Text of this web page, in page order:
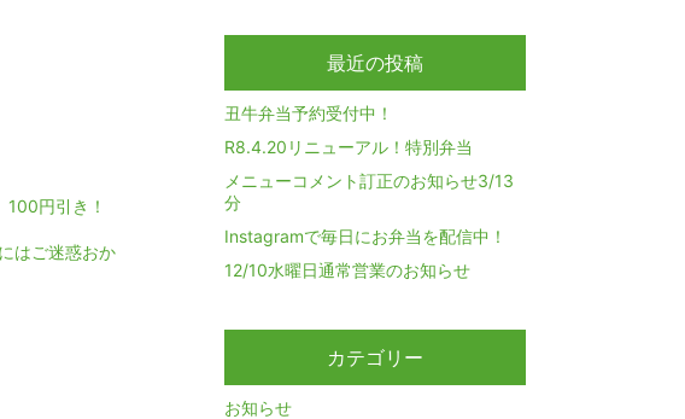
円引き！
はご迷惑おか
最近の投稿
丑牛弁当予約受付中！
R8.4.20リニューアル！特別弁当
メニューコメント訂正のお知らせ3/13
分
Instagramで毎日にお弁当を配信中！
12/10水曜日通常営業のお知らせ
カテゴリー
お知らせ